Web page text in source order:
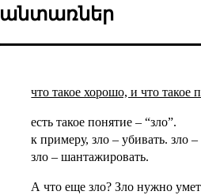
անտառներ
что такое хорошо, и что такое
есть такое понятие – “зло”.
к примеру, зло – убивать. зло –
зло – шантажировать.
А что еще зло? Зло нужно